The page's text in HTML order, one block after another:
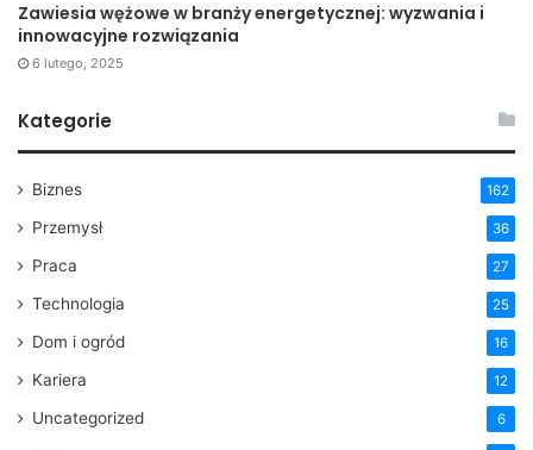
Zawiesia wężowe w branży energetycznej: wyzwania i
innowacyjne rozwiązania
6 lutego, 2025
Kategorie
Biznes 162
Przemysł 36
Praca 27
Technologia 25
Dom i ogród 16
Kariera 12
Uncategorized 6